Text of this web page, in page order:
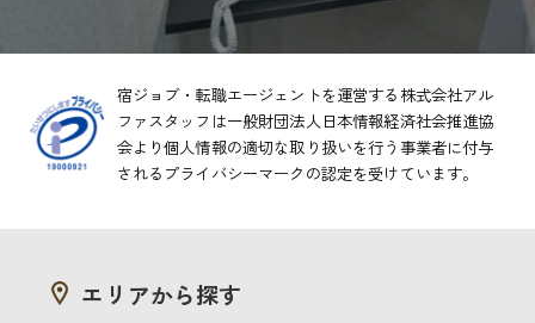
宿ジョブ・転職エージェントを運営する株式会社アル
ファスタッフは一般財団法人日本情報経済社会推進協
会より個人情報の適切な取り扱いを行う事業者に付与
されるプライバシーマークの認定を受けています。
エリアから探す